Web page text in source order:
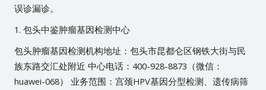
误诊漏诊。
1. 包头中鉴肿瘤基因检测中心
包头肿瘤基因检测机构地址：包头市昆都仑区钢铁大街与民
族东路交汇处附近 中心电话：400-928-8873（微信：
huawei-068） 业务范围：宫颈HPV基因分型检测、遗传病筛